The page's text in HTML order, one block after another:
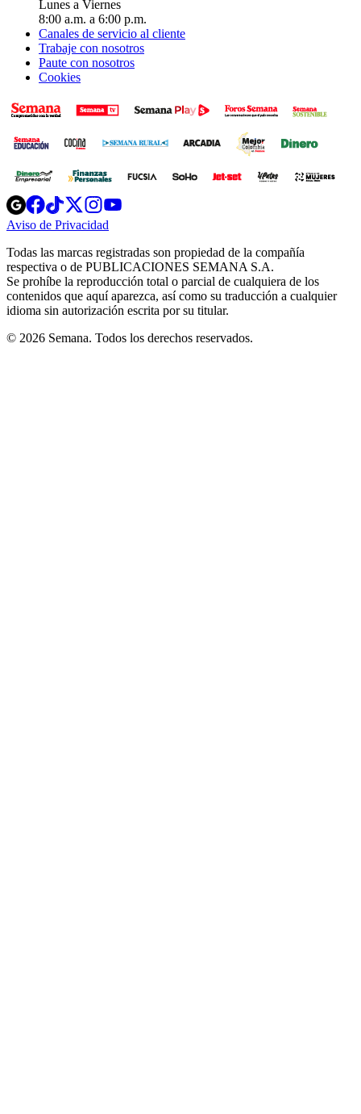
Lunes a Viernes
8:00 a.m. a 6:00 p.m.
Canales de servicio al cliente
Trabaje con nosotros
Paute con nosotros
Cookies
Opens
in
new
Opens
in
new
Opens
in
new
window
Opens
new
windowwindow
Aviso de Privacidad
new
window
Todas las marcas registradas son propiedad de la compañía
respectiva o de PUBLICACIONES SEMANA S.A.
Se prohíbe la reproducción total o parcial de cualquiera de los
contenidos que aquí aparezca, así como su traducción a cualquier
idioma sin autorización escrita por su titular.
© 2026 Semana. Todos los derechos reservados.